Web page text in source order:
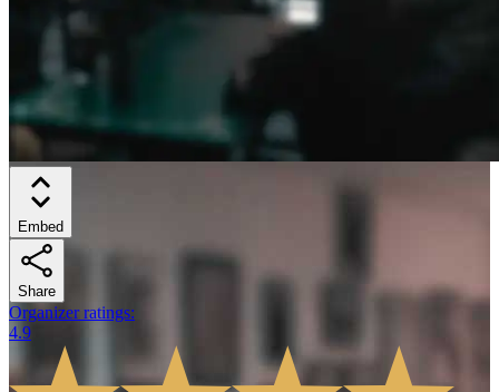
Embed
Share
Organizer ratings:
4.9